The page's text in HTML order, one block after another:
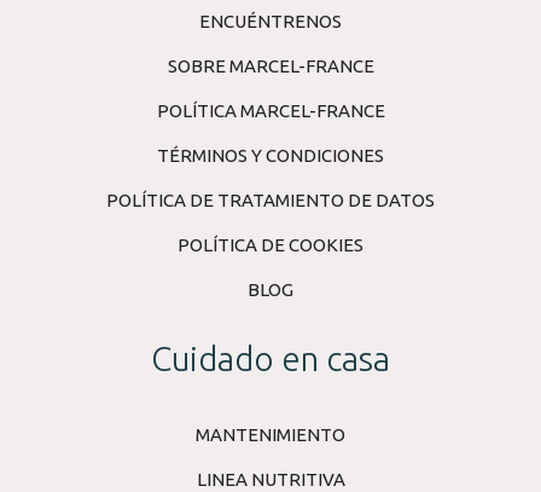
ENCUÉNTRENOS
SOBRE MARCEL-FRANCE
POLÍTICA MARCEL-FRANCE
TÉRMINOS Y CONDICIONES
POLÍTICA DE TRATAMIENTO DE DATOS
POLÍTICA DE COOKIES
BLOG
Cuidado en casa
MANTENIMIENTO
LINEA NUTRITIVA